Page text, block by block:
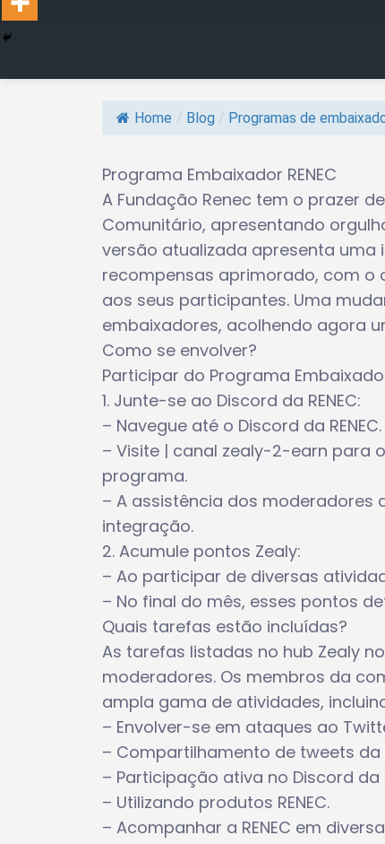
Home / Blog / Programas de
Programa Embaixador RENEC
A Fundação Renec tem o prazer
Comunitário, apresentando
versão atualizada apresenta
recompensas aprimorado, com o
aos seus participantes. Uma
embaixadores, acolhendo agora
Como se envolver?
Participar do Programa
1. Junte-se ao Discord da RENEC:
– Navegue até o Discord da RENEC.
– Visite | canal zealy-2-earn para
programa.
– A assistência dos moderadores
integração.
2. Acumule pontos Zealy:
– Ao participar de diversas
– No final do mês, esses pontos
Quais tarefas estão incluídas?
As tarefas listadas no hub Zealy
moderadores. Os membros da
ampla gama de atividades,
– Envolver-se em ataques ao
– Compartilhamento de tweets da
– Participação ativa no Discord da
– Utilizando produtos RENEC.
– Acompanhar a RENEC em